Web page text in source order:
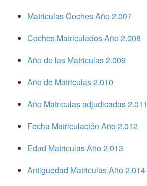
Matriculas Coches Año 2.007
Coches Matriculados Año 2.008
Año de las Matriculas 2.009
Año de Matriculas 2.010
Año Matriculas adjudicadas 2.011
Fecha Matriculación Año 2.012
Edad Matriculas Año 2.013
Antiguedad Matriculas Año 2.014